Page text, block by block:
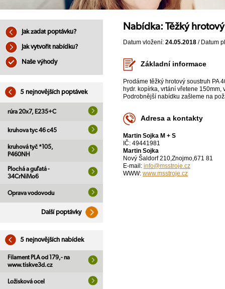
Jak zadat poptávku?
Jak vytvořit nabídku?
Naše výhody
5 nejnovějších poptávek
rúra 20x7, E235+C
kruhova tyc 46 c45
kruhová tyč *105,
P460NH
Plochá a guľatá -
34CrNiMo6
Oprava vodovodu
Další poptávky
5 nejnovějších nabídek
Filament PLA od 179,- na
www.tiskve3d.cz
Ložisková ocel
Nabídka: Těžký
Datum vložení: 24.05.2018 / Datum
Základní informace
Prodáme těžký hrotový soustruh PA
hydr. kopírka, vrtání vřetene
Podrobnější nabídku zašleme na
Adresa a kontakty
Martin Sojka M + S
IČ: 49441981
Martin Sojka
Nový Šaldorf 210,Znojmo,671 81
E-mail: info@msstroje.cz
WWW: www.msstroje.cz